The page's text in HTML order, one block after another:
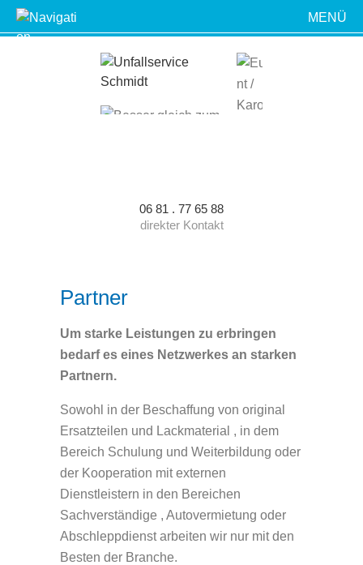
MENÜ
UNFALL, WAS TUN?
KAROSSERIEBAU
HAGELSCHADEN
LACKIEREREI
AUTOGLAS
KUNDENSTIMMEN
PARTNER
KONTAKT
DATENSCHUTZ
06 81 . 77 65 88
direkter Kontakt
Partner
Um starke Leistungen zu erbringen
bedarf es eines Netzwerkes an starken
Partnern.
Sowohl in der Beschaffung von original
Ersatzteilen und Lackmaterial , in dem
Bereich Schulung und Weiterbildung oder
der Kooperation mit externen
Dienstleistern in den Bereichen
Sachverständige , Autovermietung oder
Abschleppdienst arbeiten wir nur mit den
Besten der Branche.